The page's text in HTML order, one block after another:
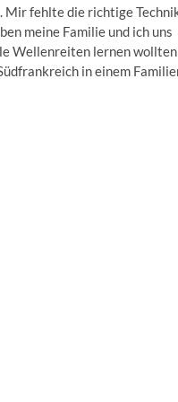
Mir fehlte die richtige
meine Familie und ich uns
Wellenreiten lernen
in einem